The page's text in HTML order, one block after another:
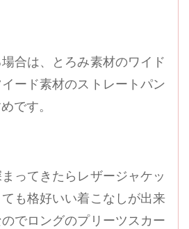
合は、とろみ素材のワイド
ード素材のストレートパン
です。
まってきたらレザージャケッ
ても格好いい着こなしが出来
でロングのプリーツスカー